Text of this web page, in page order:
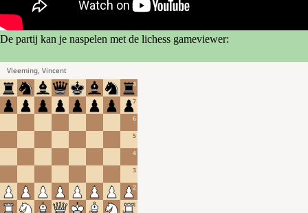
De partij kan je naspelen met de lichess gameviewer: